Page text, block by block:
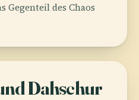
Gegenteil des Chaos
Dahschur